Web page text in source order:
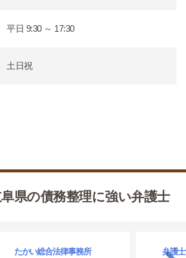
平日 9:30 ～ 17:30
土日祝
県の債務整理に強い弁護士
たかい総合法律事務所 弁護